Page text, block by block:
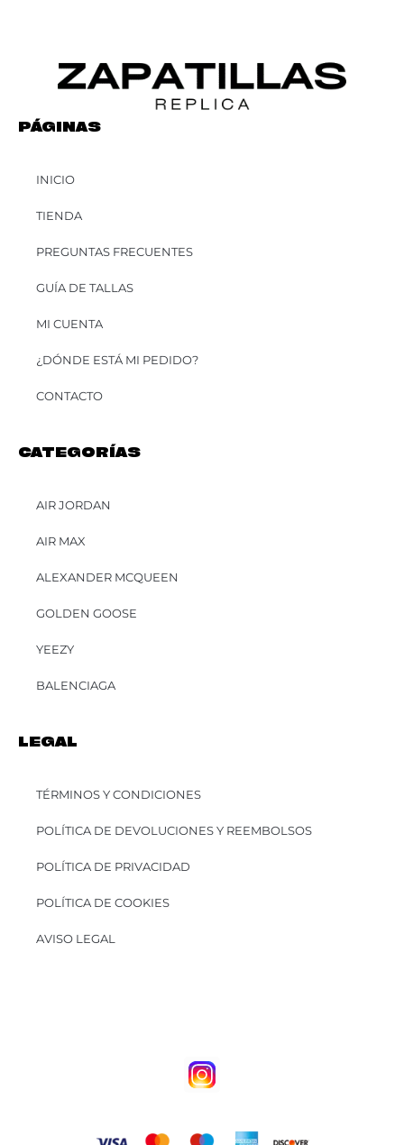
PÁGINAS
INICIO
TIENDA
PREGUNTAS FRECUENTES
GUÍA DE TALLAS
MI CUENTA
¿DÓNDE ESTÁ MI PEDIDO?
CONTACTO
CATEGORÍAS
AIR JORDAN
AIR MAX
ALEXANDER MCQUEEN
GOLDEN GOOSE
YEEZY
BALENCIAGA
LEGAL
TÉRMINOS Y CONDICIONES
POLÍTICA DE DEVOLUCIONES Y REEMBOLSOS
POLÍTICA DE PRIVACIDAD
POLÍTICA DE COOKIES
AVISO LEGAL